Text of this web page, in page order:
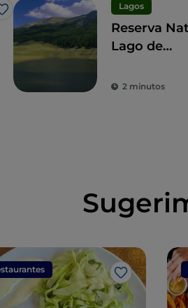
Me gusta
Lagos
Reserva
Lago de
senderismo
2 minutos
Me gusta